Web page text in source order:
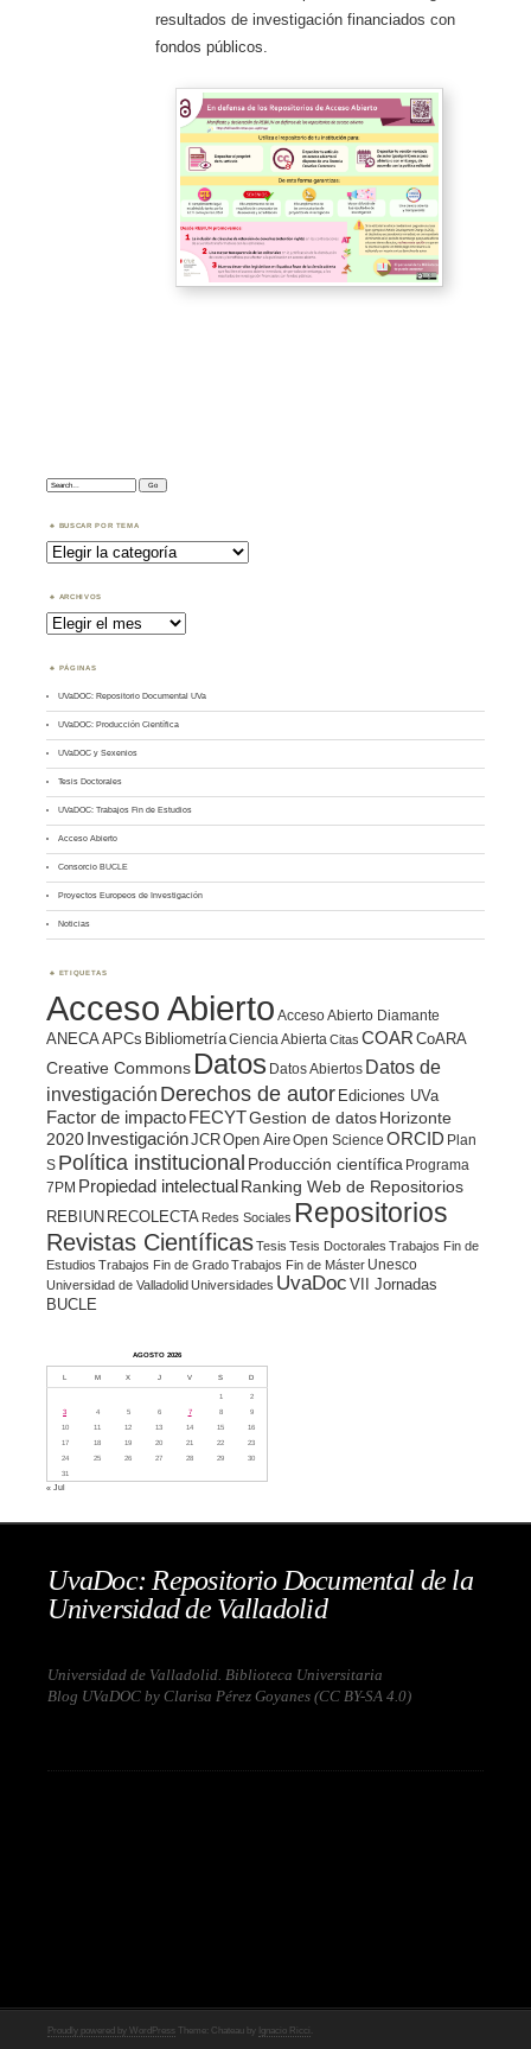
resultados de investigación financiados con
fondos públicos.
Search:
BUSCAR POR TEMA
Buscar
por
Tema
ARCHIVOS
Archivos
PÁGINAS
UVaDOC: Repositorio Documental UVa
UVaDOC: Producción Científica
UVaDOC y Sexenios
Tesis Doctorales
UVaDOC: Trabajos Fin de Estudios
Acceso Abierto
Consorcio BUCLE
Proyectos Europeos de Investigación
Noticias
ETIQUETAS
Acceso Abierto Acceso Abierto Diamante
ANECAAPCs BibliometríaCiencia Abierta Citas COAR CoARA
Creative Commons Datos Datos Abiertos Datos de
investigación Derechos de autor Ediciones UVa
Factor de impacto FECYTGestion de datosHorizonte
2020 InvestigaciónJCROpen AireOpen Science ORCID Plan
S Política institucional Producción científica Programa
7PM Propiedad intelectualRanking Web de Repositorios
REBIUN RECOLECTA Redes Sociales Repositorios
Revistas CientíficasTesis Tesis Doctorales Trabajos Fin de
Estudios Trabajos Fin de GradoTrabajos Fin de Máster Unesco
Universidad de Valladolid Universidades UvaDoc VII Jornadas
BUCLE
AGOSTO 2026
L M X J V S D
1
2
3
4 5 6 7 8
9
10
11 12 13 14 15
16
17
18 19 20 21 22
23
24
25 26 27 28 29
30
31
« Jul
UvaDoc: Repositorio Documental de la
Universidad de Valladolid
Universidad de Valladolid. Biblioteca Universitaria
Blog UVaDOC by Clarisa Pérez Goyanes (CC BY-SA 4.0)
Proudly powered by WordPress Theme: Chateau by Ignacio Ricci